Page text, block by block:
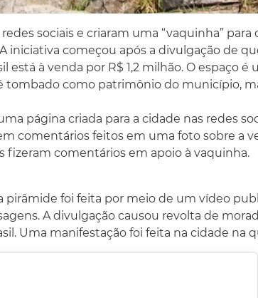
sociais e criaram uma “vaquinha”
A iniciativa começou após a divulgação de
está à venda por R$ 1,2 milhão. O espaço
tombado como patrimônio do município,
página criada para a cidade nas redes
comentários feitos em uma foto sobre a
fizeram comentários em apoio à vaquinha.
pirâmide foi feita por meio de um vídeo
A divulgação causou revolta de
Uma manifestação foi feita na cidade na